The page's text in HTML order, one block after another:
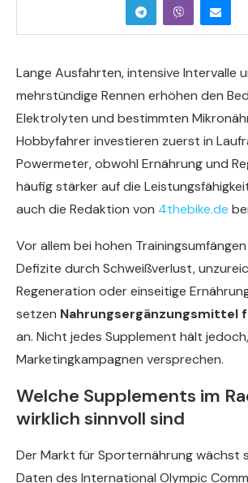
Lange Ausfahrten, intensive Intervalle
mehrstündige Rennen erhöhen den
Elektrolyten und bestimmten
Hobbyfahrer investieren zuerst in
Powermeter, obwohl Ernährung und
häufig stärker auf die
auch die Redaktion von 4thebike.de
Vor allem bei hohen
Defizite durch Schweißverlust,
Regeneration oder einseitige
setzen Nahrungsergänzungsmittel
an. Nicht jedes Supplement hält
Marketingkampagnen versprechen.
Welche Supplements im
wirklich sinnvoll sind
Der Markt für Sporternährung wächst
Daten des International Olympic